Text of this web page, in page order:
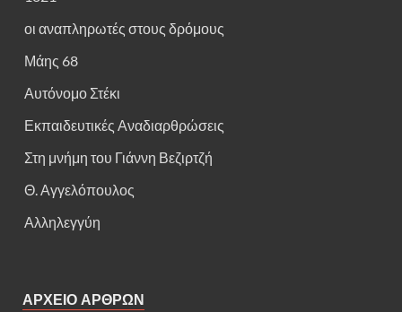
οι αναπληρωτές στους δρόμους
Μάης 68
Αυτόνομο Στέκι
Εκπαιδευτικές Αναδιαρθρώσεις
Στη μνήμη του Γιάννη Βεζιρτζή
Θ. Αγγελόπουλος
Αλληλεγγύη
ΑΡΧΕΙΟ ΑΡΘΡΩΝ